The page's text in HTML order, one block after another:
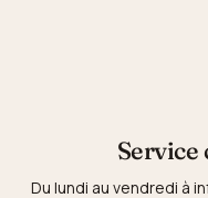
Du lundi au vendredi à